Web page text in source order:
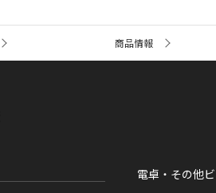
商品情報
電卓・その他